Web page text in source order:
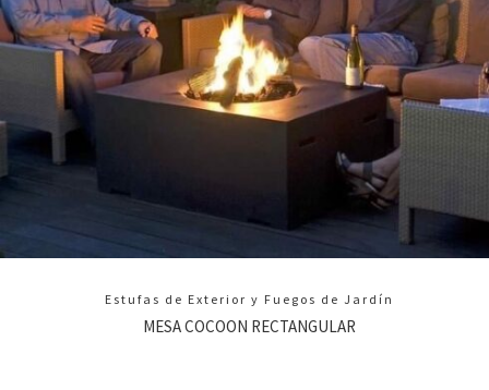
Estufas de Exterior y Fuegos de Jardín
MESA COCOON RECTANGULAR